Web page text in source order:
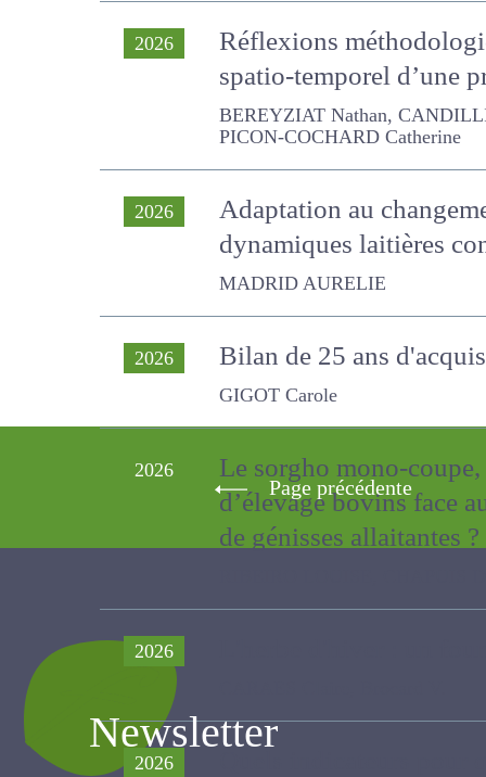
2026
Réflexions
spatio-temporel d’une
BEREYZIAT Nathan, CANDILLIER
COCHARD Catherine
2026
Adaptation au
aux dynamiques
MADRID AURELIE
2026 Bilan de 25 ans
GIGOT Carole
2026
Le sorgho mono-
d’élevage bovins face
l’engraissement de
2026
2026
Page précédente
Newsletter